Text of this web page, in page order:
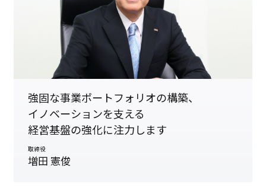
強固な事業ポートフォリオの構築、
イノベーションを支える
経営基盤の強化に注力します
取締役
増田 憲俊